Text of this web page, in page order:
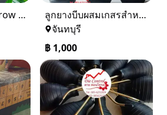
Mobile Vertical Grow Rack System
ลูกยางบีบผสมเกสรสำหรับอินทผาลัม,อินทผาลัม,ผสมเกสร,ช่อ,เนื้อเยื่อ
จันทบุรี
฿ 1,000